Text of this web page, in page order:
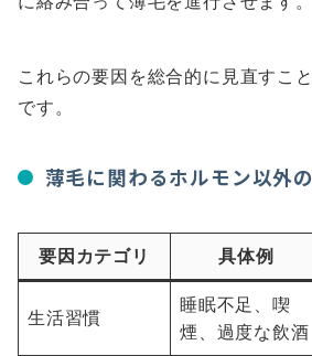
これらの要因を総合的に見直すこ
です。
薄毛に関わるホルモン以外
要因カテゴリ 具体例
生活習慣
睡眠不足、喫
煙、過度な飲酒